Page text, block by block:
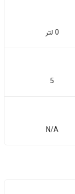
0 لتر
5
N/A